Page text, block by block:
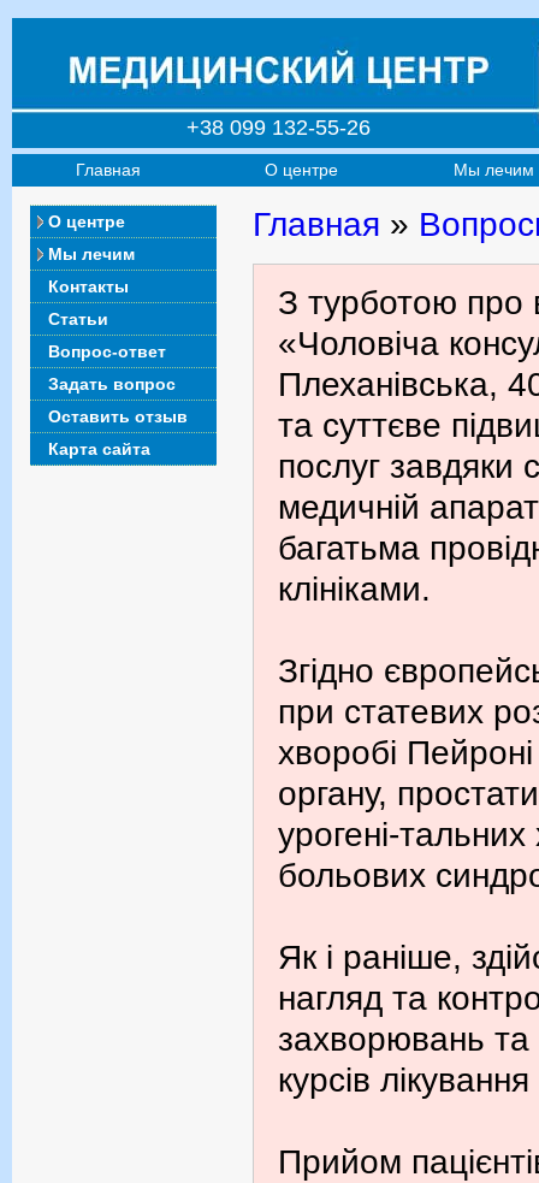
+38 099 132-55-26
Главная О центре Мы лечим
О центре
Мы лечим
Контакты
Статьи
Вопрос-ответ
Задать вопрос
Оставить отзыв
Карта сайта
Главная »
З турботою про
«Чоловіча
Плеханівська,
та суттєве
послуг завдяки
медичній
багатьма
клініками.
Згідно
при статевих
хворобі
органу,
урогені-
больових
Як і раніше,
нагляд та
захворювань
курсів лікування
Прийом